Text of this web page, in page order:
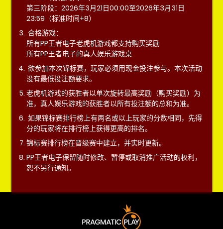
第三阶段：2026年3月21日00:00至2026年3月31日
23:59（标准时间+8）
合格游戏：
所有PP王者电子老虎机游戏都支持购买奖励
所有PP王者电子的真人娱乐游戏桌
欲参加本次锦标赛，玩家必须用现金投注参与。本次活动
没有最低投注额要求。
老虎机游戏的获胜者以单次旋转最高奖励（购买奖励）为
准，真人娱乐游戏的获胜者以所有投注额的总和为准。
如果锦标赛排行榜上有两名或以上玩家的分数相同，先得
分的玩家将在排行榜上获得更高的排名。
锦标赛排行榜在晋级赛中建立，并实时更新。
PP王者电子保留随时修改、暂停或取消推广活动的权利，
恕不另行通知。